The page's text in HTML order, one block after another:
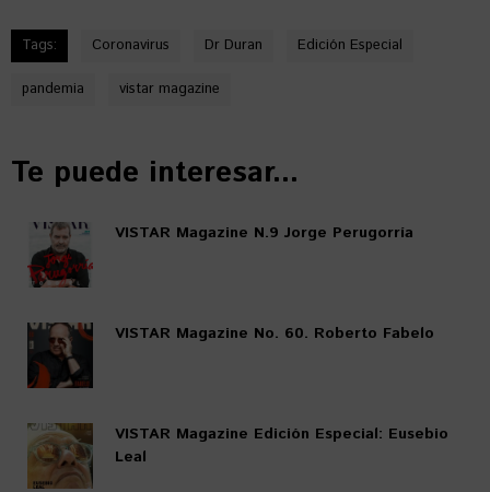
Tags: Coronavirus Dr Duran Edición Especial
pandemia vistar magazine
Te puede interesar...
VISTAR Magazine N.9 Jorge Perugorría
VISTAR Magazine No. 60. Roberto Fabelo
VISTAR Magazine Edición Especial: Eusebio
Leal